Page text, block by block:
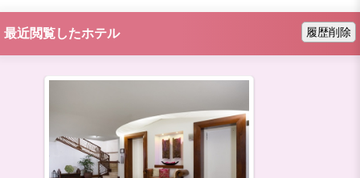
最近閲覧したホテル 履歴削除